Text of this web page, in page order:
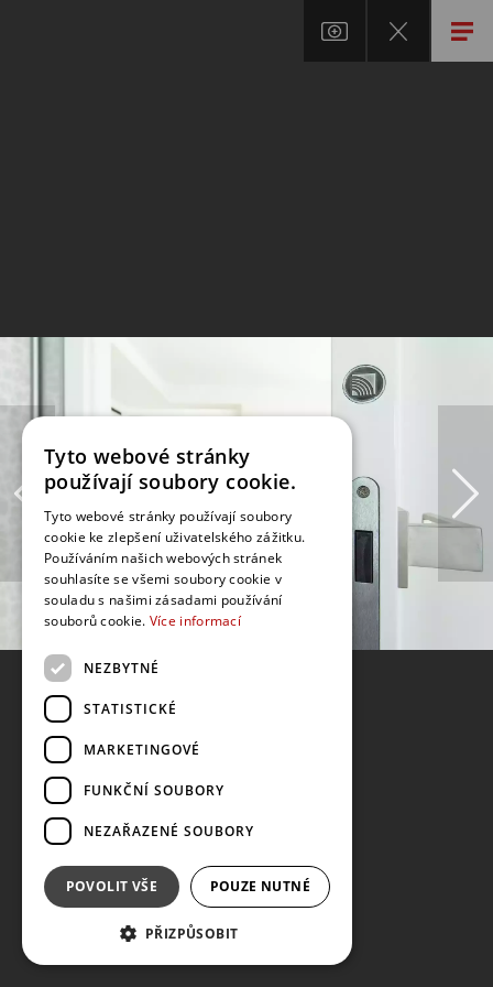
Tyto webové stránky
používají soubory cookie.
Tyto webové stránky používají soubory
cookie ke zlepšení uživatelského zážitku.
Používáním našich webových stránek
souhlasíte se všemi soubory cookie v
souladu s našimi zásadami používání
souborů cookie. Více informací
NEZBYTNÉ
STATISTICKÉ
MARKETINGOVÉ
FUNKČNÍ SOUBORY
NEZAŘAZENÉ SOUBORY
POVOLIT VŠE POUZE NUTNÉ
PŘIZPŮSOBIT